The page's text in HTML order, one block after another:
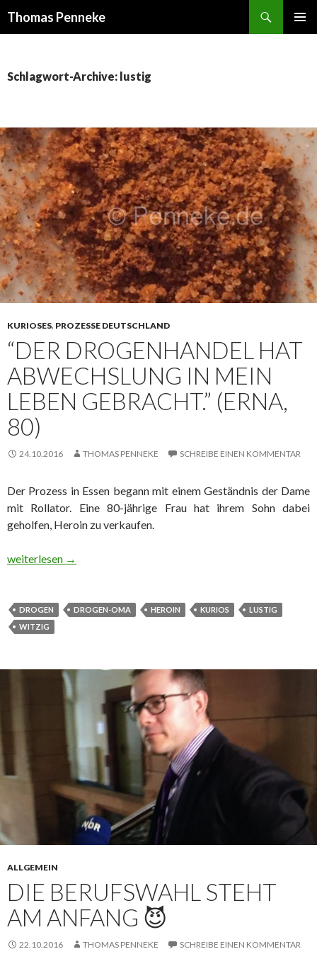
Thomas Penneke
Schlagwort-Archive: lustig
KURIOSES, PROZESSE DEUTSCHLAND
“DER DROGENHANDEL HAT
ABWECHSLUNG IN MEIN
LEBEN GEBRACHT.” (ERNA,
80)
24.10.2016 THOMAS PENNEKE SCHREIBE EINEN KOMMENTAR
Der Prozess in Essen begann mit einem Geständnis der Dame
mit Rollator. Eine 80-jährige Frau hat ihrem Sohn dabei
geholfen, Heroin zu verkaufen.
“Der Drogenhandel hat Abwechslung in mein Leben gebracht.”
weiterlesen →
DROGEN DROGEN-OMA HEROIN KURIOS
LUSTIG
WITZIG
ALLGEMEIN
DIE BERUFSWAHL STEHT
AM ANFANG 😈
22.10.2016 THOMAS PENNEKE SCHREIBE EINEN KOMMENTAR